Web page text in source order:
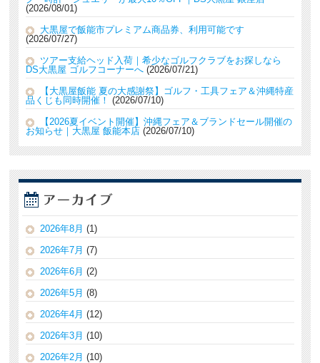
2026/08/01
大黒屋で飯能市プレミアム商品券、利用可能です
2026/07/27
ツアー支給ヘッド入荷｜希少なゴルフクラブをお探しなら
DS大黒屋 ゴルフコーナーへ 2026/07/21
【大黒屋飯能 夏の大感謝祭】ゴルフ・工具フェア＆沖縄特産
品くじも同時開催！
2026/07/10
【2026夏イベント開催】沖縄フェア＆ブランドセール開催の
お知らせ｜大黒屋 飯能本店 2026/07/10
2026年8月 (1)
2026年7月 (7)
2026年6月 (2)
2026年5月 (8)
2026年4月 (12)
2026年3月 (10)
2026年2月 (10)